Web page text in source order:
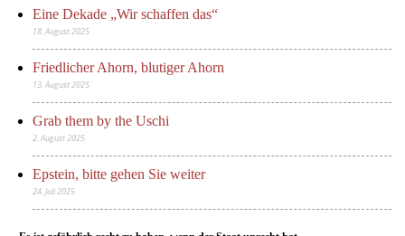
Eine Dekade „Wir schaffen das“
18. August 2025
Friedlicher Ahorn, blutiger Ahorn
13. August 2025
Grab them by the Uschi
2. August 2025
Epstein, bitte gehen Sie weiter
24. Juli 2025